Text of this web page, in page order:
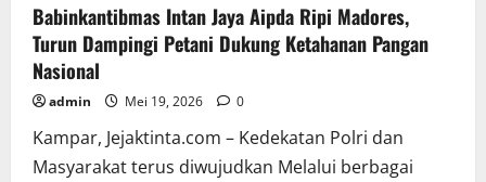
Babinkantibmas Intan Jaya Aipda Ripi Madores,
Turun Dampingi Petani Dukung Ketahanan Pangan
Nasional
admin Mei 19, 2026 0
Kampar, Jejaktinta.com – Kedekatan Polri dan
Masyarakat terus diwujudkan Melalui berbagai